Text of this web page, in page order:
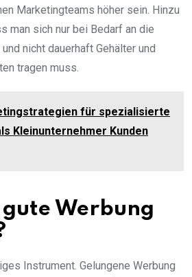
Marketingteams höher sein. Hinzu
man sich nur bei Bedarf an die
nicht dauerhaft Gehälter und
tragen muss.
für spezialisierte
Kleinunternehmer Kunden
Werbung
Instrument. Gelungene Werbung